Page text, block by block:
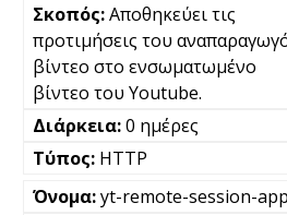
Αποθηκεύει τις
προτιμήσεις του
βίντεο στο ενσωματωμένο
βίντεο του Youtube.
0 ημέρες
HTTP
yt-remote-session-app